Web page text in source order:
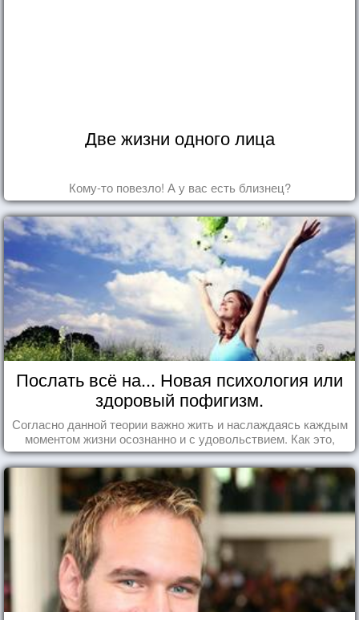
Две жизни одного лица
Кому-то повезло! А у вас есть близнец?
Послать всё на... Новая психология или
здоровый пофигизм.
Согласно данной теории важно жить и наслаждаясь каждым
моментом жизни осознанно и с удовольствием. Как это,
попробуем разобраться на реальных примерах.